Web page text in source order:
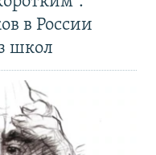
в России
школ